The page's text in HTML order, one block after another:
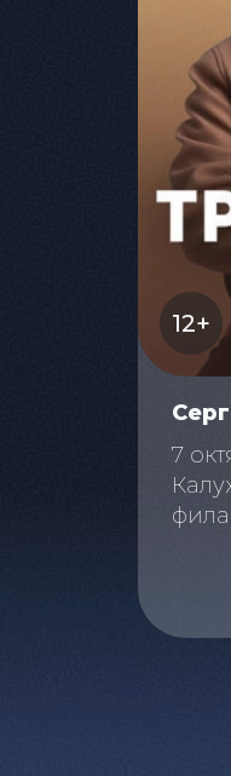
12+
7